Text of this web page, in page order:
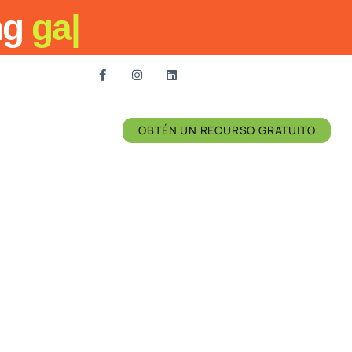
ganan
OBTÉN UN RECURSO GRATUITO